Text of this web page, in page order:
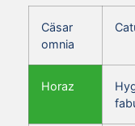
Cäsar
omnia
Horaz